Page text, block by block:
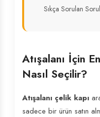
Sıkça Sorulan
Atışalanı İçin
Nasıl Seçilir?
Atışalanı çelik kapı
sadece bir ürün satın